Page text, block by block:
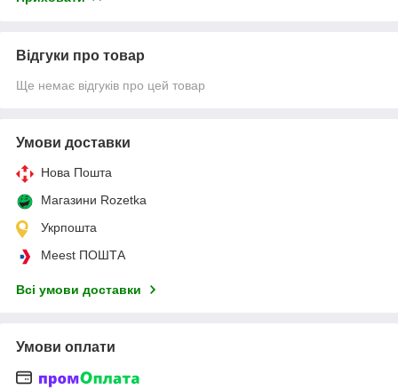
Відгуки про товар
Ще немає відгуків про цей товар
Умови доставки
Нова Пошта
Магазини Rozetka
Укрпошта
Meest ПОШТА
Всі умови доставки
Умови оплати